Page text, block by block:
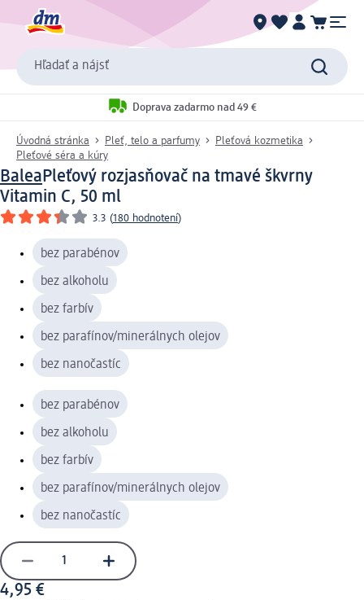
Hľadať a nájsť
Doprava zadarmo nad 49 €
Úvodná stránka Pleť, telo a parfumy
Pleťová kozmetika
Pleťové séra a kúry
BaleaPleťový rozjasňovač na tmavé škvrny
Vitamin C, 50 ml
3.3 (180 hodnotení)
bez parabénov
bez alkoholu
bez farbív
bez parafínov/minerálnych olejov
bez nanočastíc
bez parabénov
bez alkoholu
bez farbív
bez parafínov/minerálnych olejov
bez nanočastíc
4,95 €